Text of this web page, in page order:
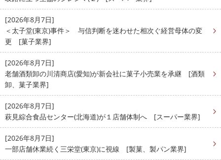
[2026年8月7日]
＜太子堂(東京)事件＞ 与信判断を迷わせた相次ぐ経営母体の変
更 [菓子業界]
[2026年8月7日]
老舗酒類卸の川清商店(愛知)が新会社に菓子小売業を承継 [酒類
卸、菓子業界]
[2026年8月7日]
萩見綜合食品センター(北海道)が１店舗体制へ [スーパー業界]
[2026年8月7日]
一部店舗休業続く三栄堂(東京)に視線 [製菓、製パン業界]